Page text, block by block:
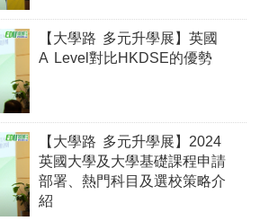
【大學路 多元升學展】英國
A Level對比HKDSE的優勢
【大學路 多元升學展】2024
英國大學及大學基礎課程申請
部署、熱門科目及選校策略介
紹